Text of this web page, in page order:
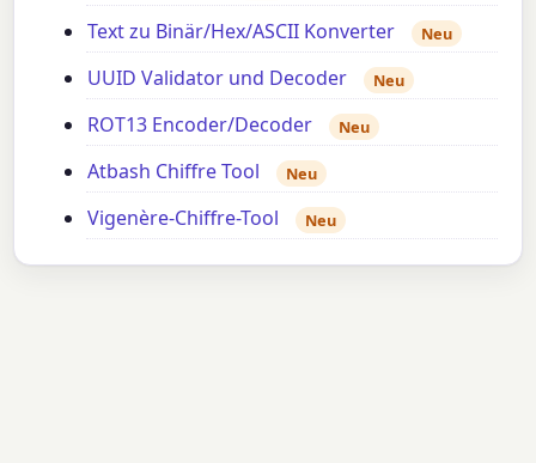
Text zu Binär/Hex/ASCII Konverter Neu
UUID Validator und Decoder Neu
ROT13 Encoder/Decoder Neu
Atbash Chiffre Tool Neu
Vigenère-Chiffre-Tool Neu